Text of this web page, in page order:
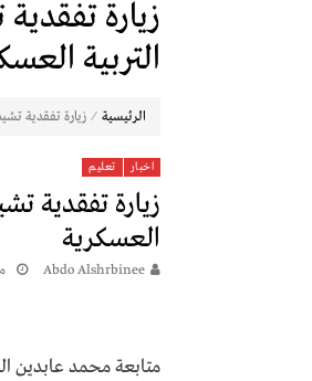
زيارة
التربية
الرئيسية ⁄ زيارة تفقدية
اخبار تعليم
زيارة تفقدية
العسكرية
Abdo Alshrbinee
متابعة محمد عابدين